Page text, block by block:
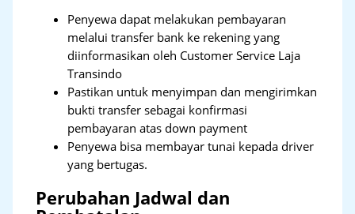
Penyewa dapat melakukan pembayaran
melalui transfer bank ke rekening yang
diinformasikan oleh Customer Service Laja
Transindo
Pastikan untuk menyimpan dan mengirimkan
bukti transfer sebagai konfirmasi
pembayaran atas down payment
Penyewa bisa membayar tunai kepada driver
yang bertugas.
Perubahan Jadwal dan